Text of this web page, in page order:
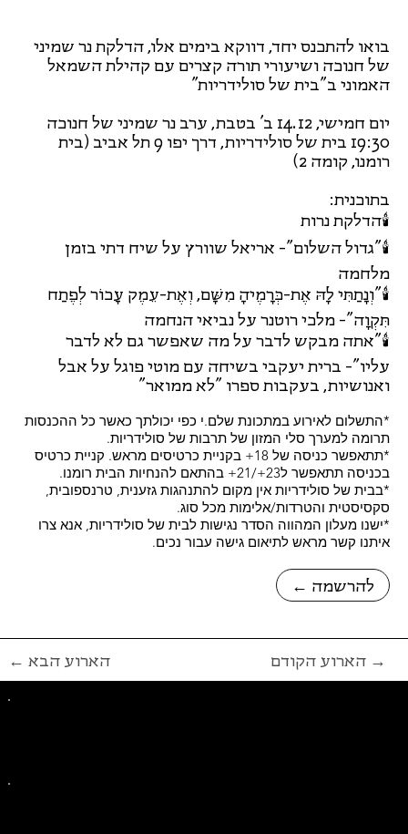
← להרשמה
בואו להתכנס יחד, דווקא בימים אלו, הדלקת נר שמיני
של חנוכה ושיעורי תורה קצרים עם קהילת השמאל
האמוני ב"בית של סולידריות"
יום חמישי, 14.12 ב' בטבת, ערב נר שמיני של חנוכה
19:30 בית של סולידריות, דרך יפו 9 תל אביב (בית
רומנו, קומה 2)
בתוכנית:
🕯️הדלקת נרות
🕯️"גדול השלום"- אריאל שוורץ על שיח דתי בזמן
מלחמה
🕯️"וְנָתַתִּי לָהּ אֶת-כְּרָמֶיהָ מִשָּׁם, וְאֶת-עֵמֶק עָכוֹר לְפֶתַח
תִּקְוָה"- מלכי רוטנר על נביאי הנחמה
🕯️"אתה מבקש לדבר על מה שאפשר גם לא לדבר
עליו"- ברית יעקבי בשיחה עם מוטי פוגל על אבל
ואנושיות, בעקבות ספרו "לא ממואר"
*התשלום לאירוע במתכונת שלם.י כפי יכולתך כאשר כל ההכנסות
תרומה למערך סלי המזון של תרבות של סולידריות.
*תתאפשר כניסה של 18+ בקניית כרטיסים מראש. קניית כרטיס
בכניסה תתאפשר ל23+/21+ בהתאם להנחיות הבית רומנו.
*בבית של סולידריות אין מקום להתנהגות גזענית, טרנספובית,
סקסיסטית והטרדות/אלימות מכל סוג.
*ישנו מעלון המהווה הסדר נגישות לבית של סולידריות, אנא צרו
איתנו קשר מראש לתיאום גישה עבור נכים.
← הארוע הבא הארוע הקודם →